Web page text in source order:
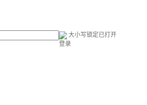
大小写锁定已打开
登录